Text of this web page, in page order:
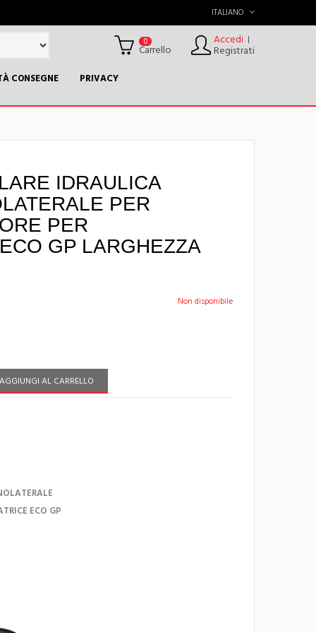
ITALIANO
Accedi |
Registrati
0
Carrello
CONSEGNE PRIVACY
IDRAULICA
PER
PER
GP LARGHEZZA
Non disponibile
AGGIUNGI AL CARRELLO
ECO GP